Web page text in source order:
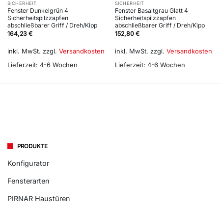
SICHERHEIT
Fenster Dunkelgrün 4
Sicherheitspilzzapfen
abschließbarer Griff / Dreh/Kipp
164,23 €
inkl. MwSt. zzgl. Versandkosten
Lieferzeit: 4-6 Wochen
SICHERHEIT
Fenster Basaltgrau Glatt 4
Sicherheitspilzzapfen
abschließbarer Griff / Dreh/Kipp
152,80 €
inkl. MwSt. zzgl. Versandkosten
Lieferzeit: 4-6 Wochen
PRODUKTE
Konfigurator
Fensterarten
PIRNAR Haustüren